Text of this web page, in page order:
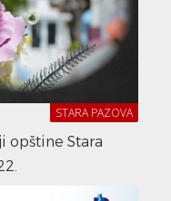
STARA PAZOVA
opštine Stara